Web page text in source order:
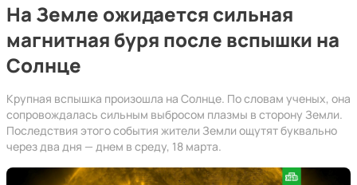
На Земле ожидается сильная
магнитная буря после вспышки на
Солнце
Крупная вспышка произошла на Солнце. По словам ученых, она
сопровождалась сильным выбросом плазмы в сторону Земли.
Последствия этого события жители Земли ощутят буквально
через два дня — днем в среду, 18 марта.